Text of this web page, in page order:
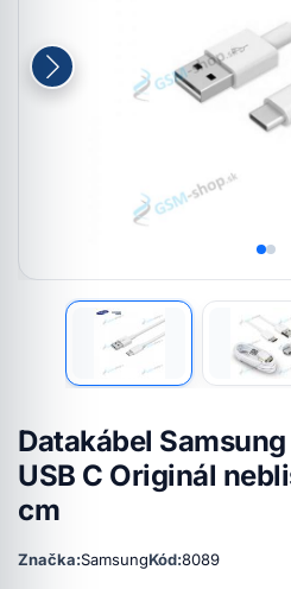
Datakábel
USB C Originál
cm
Značka:SamsungKód:8089